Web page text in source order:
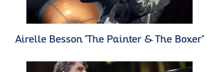
Airelle Besson "The Painter & The Boxer"